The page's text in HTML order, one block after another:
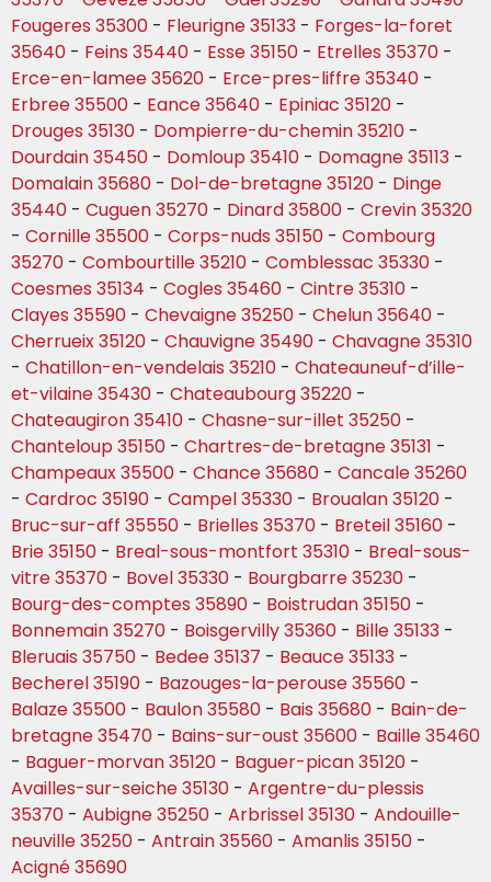
Fougeres 35300 - Fleurigne 35133 - Forges-la-foret
35640 - Feins 35440 - Esse 35150 - Etrelles 35370 -
Erce-en-lamee 35620 - Erce-pres-liffre 35340 -
Erbree 35500 - Eance 35640 - Epiniac 35120 -
Drouges 35130 - Dompierre-du-chemin 35210 -
Dourdain 35450 - Domloup 35410 - Domagne 35113 -
Domalain 35680 - Dol-de-bretagne 35120 - Dinge
35440 - Cuguen 35270 - Dinard 35800 - Crevin 35320
- Cornille 35500 - Corps-nuds 35150 - Combourg
35270 - Combourtille 35210 - Comblessac 35330 -
Coesmes 35134 - Cogles 35460 - Cintre 35310 -
Clayes 35590 - Chevaigne 35250 - Chelun 35640 -
Cherrueix 35120 - Chauvigne 35490 - Chavagne 35310
- Chatillon-en-vendelais 35210 - Chateauneuf-d’ille-
et-vilaine 35430 - Chateaubourg 35220 -
Chateaugiron 35410 - Chasne-sur-illet 35250 -
Chanteloup 35150 - Chartres-de-bretagne 35131 -
Champeaux 35500 - Chance 35680 - Cancale 35260
- Cardroc 35190 - Campel 35330 - Broualan 35120 -
Bruc-sur-aff 35550 - Brielles 35370 - Breteil 35160 -
Brie 35150 - Breal-sous-montfort 35310 - Breal-sous-
vitre 35370 - Bovel 35330 - Bourgbarre 35230 -
Bourg-des-comptes 35890 - Boistrudan 35150 -
Bonnemain 35270 - Boisgervilly 35360 - Bille 35133 -
Bleruais 35750 - Bedee 35137 - Beauce 35133 -
Becherel 35190 - Bazouges-la-perouse 35560 -
Balaze 35500 - Baulon 35580 - Bais 35680 - Bain-de-
bretagne 35470 - Bains-sur-oust 35600 - Baille 35460
- Baguer-morvan 35120 - Baguer-pican 35120 -
Availles-sur-seiche 35130 - Argentre-du-plessis
35370 - Aubigne 35250 - Arbrissel 35130 - Andouille-
neuville 35250 - Antrain 35560 - Amanlis 35150 -
Acigné 35690